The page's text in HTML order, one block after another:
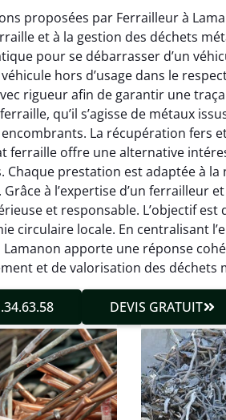
proposées par Ferrailleur à
et à la gestion des déchets
pour se débarrasser d’un
hors d’usage dans le
rigueur afin de garantir une
qu’il s’agisse de métaux
La récupération fers
ferraille offre une alternative
Chaque prestation est adaptée à
Grâce à l’expertise d’un ferrailleur
et responsable. L’objectif
circulaire locale. En centralisant
Lamanon apporte une réponse
et de valorisation des déchets
DEVIS GRATUIT
26
Parfait pour
des vieux
efficace qui
sans
Service